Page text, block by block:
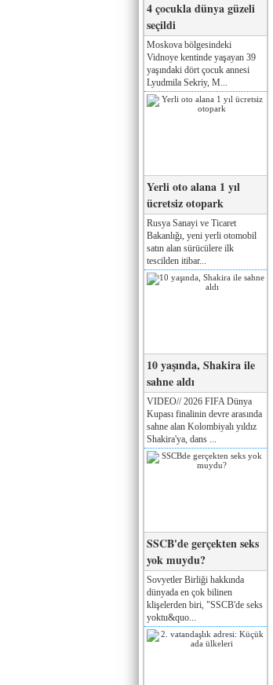
4 çocukla dünya güzeli
seçildi
Moskova bölgesindeki
Vidnoye kentinde yaşayan 39
yaşındaki dört çocuk annesi
Lyudmila Sekriy, M...
Yerli oto alana 1 yıl
ücretsiz otopark
Rusya Sanayi ve Ticaret
Bakanlığı, yeni yerli otomobil
satın alan sürücülere ilk
tescilden itibar...
10 yaşında, Shakira ile
sahne aldı
VIDEO// 2026 FIFA Dünya
Kupası finalinin devre arasında
sahne alan Kolombiyalı yıldız
Shakira'ya, dans ...
SSCB'de gerçekten seks
yok muydu?
Sovyetler Birliği hakkında
dünyada en çok bilinen
klişelerden biri, "SSCB'de seks
yoktu&quo...